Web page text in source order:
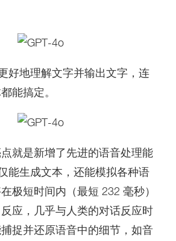
好地理解文字并输出文字，连
能搞定。
就是新增了先进的语音处理能
能生成文本，还能模拟各种语
极短时间内（最短 232 毫秒）
应，几乎与人类的对话反应时
捉并还原语音中的细节，如音